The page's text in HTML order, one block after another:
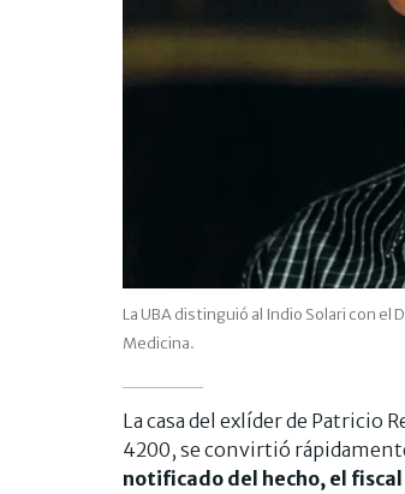
La UBA distinguió al Indio Solari con
Medicina.
La casa del exlíder de Patricio
4200, se convirtió
notificado del hecho, el